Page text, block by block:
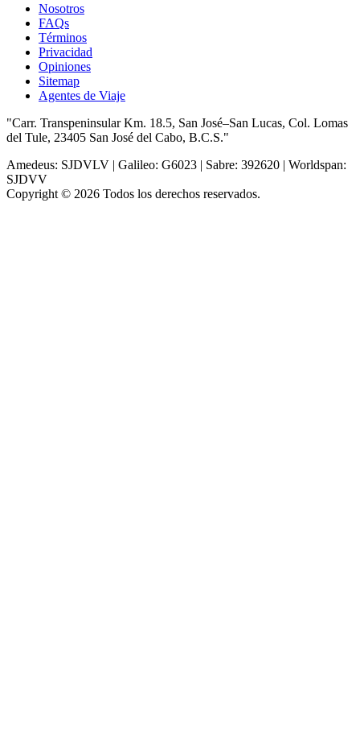
Nosotros
FAQs
Términos
Privacidad
Opiniones
Sitemap
Agentes de Viaje
"Carr. Transpeninsular Km. 18.5, San José–San Lucas, Col. Lomas
del Tule, 23405 San José del Cabo, B.C.S."
Amedeus: SJDVLV | Galileo: G6023 | Sabre: 392620 | Worldspan:
SJDVV
Copyright © 2026 Todos los derechos reservados.